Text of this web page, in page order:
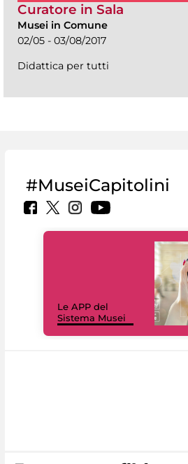
Curatore in Sala
Musei in Comune
02/05 - 03/08/2017
Didattica per tutti
#MuseiCapitolini
Le APP del
Sistema Musei